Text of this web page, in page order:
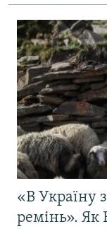
«В Україну
ремінь». Як